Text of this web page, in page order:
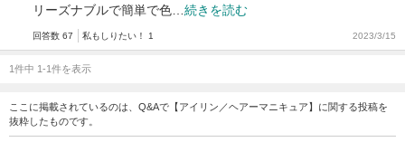
リーズナブルで簡単で色… 続きを読む
回答数 67 私もしりたい！ 1 2023/3/15
1件中 1-1件を表示
ここに掲載されているのは、Q&Aで【アイリン／ヘアーマニキュア】に関する投稿を
抜粋したものです。